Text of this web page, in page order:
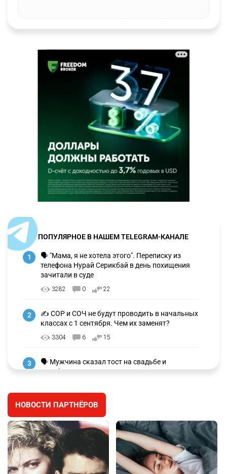
ПОПУЛЯРНОЕ В НАШЕМ TELEGRAM-КАНАЛЕ
1
🗣 "Мама, я не хотела этого". Переписку из
телефона Нурай Серикбай в день похищения
зачитали в суде
3282 0 22
2
✍️ СОР и СОЧ не будут проводить в начальных
классах с 1 сентября. Чем их заменят?
3304 6 15
3
🗣 Мужчина сказал тост на свадьбе и
заработал уголовное дело
🐏 Скота больше, а мясо дороже. Почему в
Казахстане продолжают расти цены на
баранину и конину
2702
5
⚠️ Доброе утро, друзья! Предлагаем обзор
НОВОСТИ ПАРТНЁРОВ